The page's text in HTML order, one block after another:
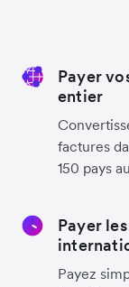
Payer
entier
factures
150 pays
Payer
Payez